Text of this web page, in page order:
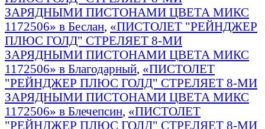
ЗАРЯДНЫМИ ПИСТОНАМИ ЦВЕТА МИКС
1172506» в Беслан, «ПИСТОЛЕТ "РЕЙНДЖЕР
ПЛЮС ГОЛД" СТРЕЛЯЕТ 8-МИ
ЗАРЯДНЫМИ ПИСТОНАМИ ЦВЕТА МИКС
1172506» в Благодарный, «ПИСТОЛЕТ
"РЕЙНДЖЕР ПЛЮС ГОЛД" СТРЕЛЯЕТ 8-МИ
ЗАРЯДНЫМИ ПИСТОНАМИ ЦВЕТА МИКС
1172506» в Блечепсин, «ПИСТОЛЕТ
"РЕЙНДЖЕР ПЛЮС ГОЛД" СТРЕЛЯЕТ 8-МИ